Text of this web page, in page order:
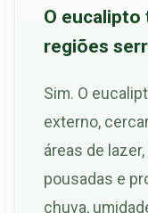
O eucalipto
regiões
Sim. O
externo,
áreas de
pousadas e
chuva,